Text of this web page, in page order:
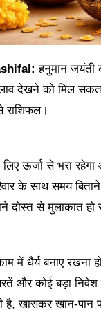
हनुमान जयंती
देखने को मिल
राशिफल।
ऊर्जा से भरा
के साथ समय
दोस्त से मुलाकात
धैर्य बनाए रखना
और कोई बड़ा
है, खासकर खान-पान